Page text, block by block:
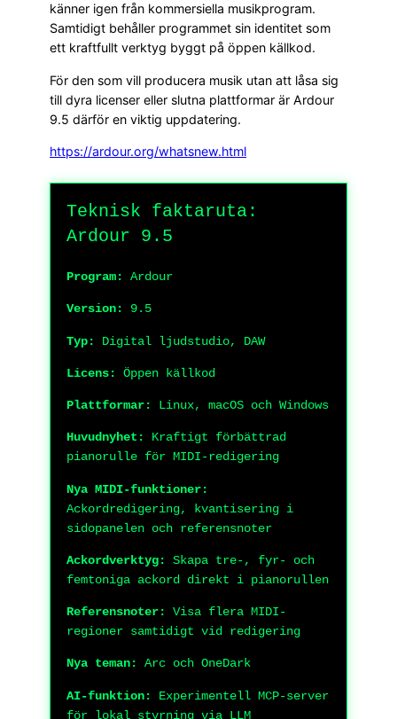
känner igen från kommersiella musikprogram.
Samtidigt behåller programmet sin identitet som
ett kraftfullt verktyg byggt på öppen källkod.
För den som vill producera musik utan att låsa sig
till dyra licenser eller slutna plattformar är Ardour
9.5 därför en viktig uppdatering.
https://ardour.org/whatsnew.html
Teknisk faktaruta:
Ardour 9.5
Program: Ardour
Version: 9.5
Typ: Digital ljudstudio, DAW
Licens: Öppen källkod
Plattformar: Linux, macOS och Windows
Huvudnyhet:
Kraftigt förbättrad
pianorulle för MIDI-redigering
Nya MIDI-funktioner:
Ackordredigering, kvantisering i
sidopanelen och referensnoter
Ackordverktyg:
Skapa tre-, fyr- och
femtoniga ackord direkt i pianorullen
Referensnoter:
Visa flera MIDI-
regioner samtidigt vid redigering
Nya teman: Arc och OneDark
AI-funktion:
Experimentell MCP-server
för lokal styrning via LLM